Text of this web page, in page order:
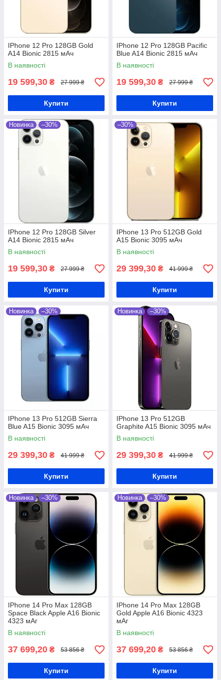
IPhone 12 Pro 128GB Gold
A14 Bionic 2815 мАч
В наявності
19 599,30 ₴ 27 999 ₴
Купити
IPhone 12 Pro 128GB Pacific
Blue A14 Bionic 2815 мАч
В наявності
19 599,30 ₴ 27 999 ₴
Купити
Новинка –30%
IPhone 12 Pro 128GB Silver
A14 Bionic 2815 мАч
В наявності
19 599,30 ₴ 27 999 ₴
Купити
–30%
IPhone 13 Pro 512GB Gold
A15 Bionic 3095 мАч
В наявності
29 399,30 ₴ 41 999 ₴
Купити
Новинка –30%
IPhone 13 Pro 512GB Sierra
Blue A15 Bionic 3095 мАч
В наявності
29 399,30 ₴ 41 999 ₴
Купити
Новинка –30%
IPhone 13 Pro 512GB
Graphite A15 Bionic 3095 мАч
В наявності
29 399,30 ₴ 41 999 ₴
Купити
Новинка –30%
IPhone 14 Pro Max 128GB
Space Black Apple A16 Bionic
4323 мАг
В наявності
37 699,20 ₴ 53 856 ₴
Купити
Новинка –30%
IPhone 14 Pro Max 128GB
Gold Apple A16 Bionic 4323
мАг
В наявності
37 699,20 ₴ 53 856 ₴
Купити